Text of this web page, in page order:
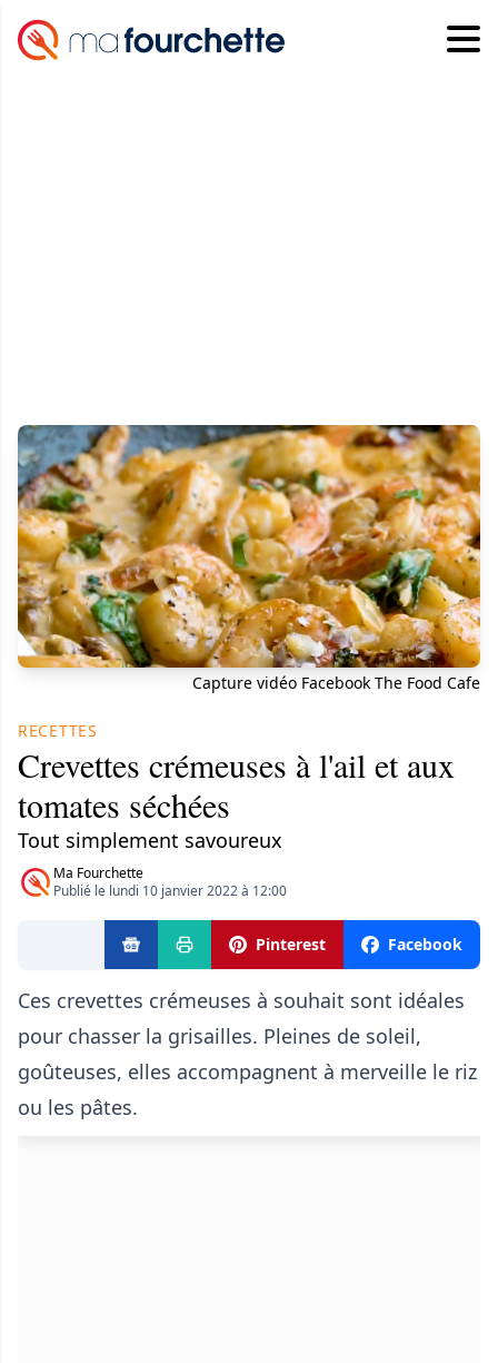
Capture vidéo Facebook The Food Cafe
RECETTES
Crevettes crémeuses à l'ail et aux
tomates séchées
Tout simplement savoureux
Ma Fourchette
Publié le lundi 10 janvier 2022 à 12:00
Pinterest Facebook
Ces crevettes crémeuses à souhait sont idéales
pour chasser la grisailles. Pleines de soleil,
goûteuses, elles accompagnent à merveille le riz
ou les pâtes.